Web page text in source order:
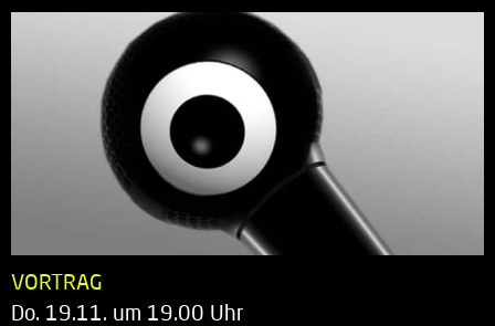
VORTRAG
Do. 19.11. um 19.00 Uhr